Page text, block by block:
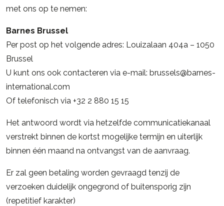
met ons op te nemen:
Barnes Brussel
Per post op het volgende adres: Louizalaan 404a – 1050
Brussel
U kunt ons ook contacteren via e-mail: brussels@barnes-
international.com
Of telefonisch via +32 2 880 15 15
Het antwoord wordt via hetzelfde communicatiekanaal
verstrekt binnen de kortst mogelijke termijn en uiterlijk
binnen één maand na ontvangst van de aanvraag.
Er zal geen betaling worden gevraagd tenzij de
verzoeken duidelijk ongegrond of buitensporig zijn
(repetitief karakter)